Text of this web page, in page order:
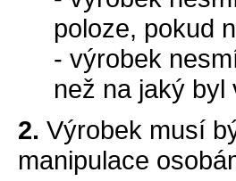
poloze, pokud
- výrobek
než na jaký
2. Výrobek musí
manipulace